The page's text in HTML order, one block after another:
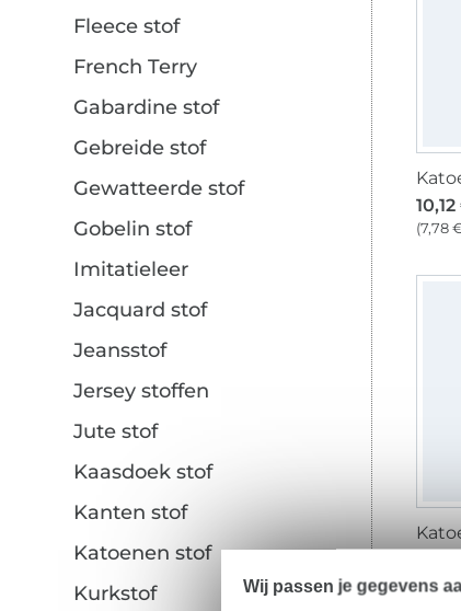
Fleece stof
French Terry
Gabardine stof
Gebreide stof
Gewatteerde stof
Gobelin stof
Imitatieleer
Jacquard stof
Jeansstof
Jersey stoffen
Jute stof
Kaasdoek stof
Kanten stof
Katoenen stof
Kurkstof
(7,78
(9,00
Wij passen je gegevens